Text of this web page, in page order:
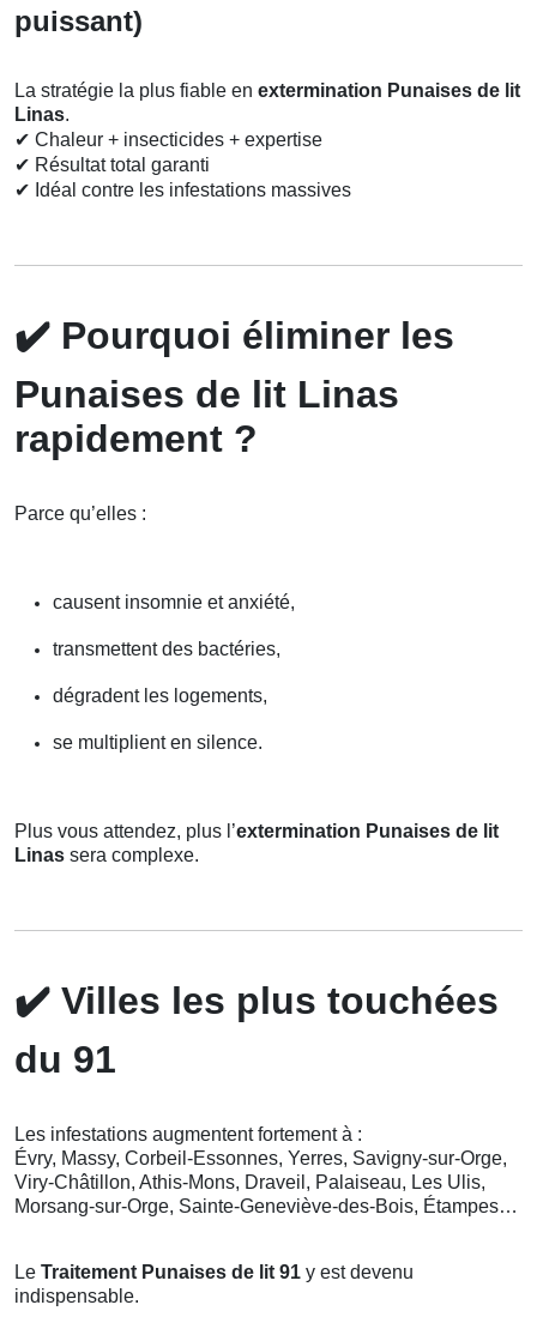
puissant)
La stratégie la plus fiable en extermination Punaises de lit
Linas.
✔ Chaleur + insecticides + expertise
✔ Résultat total garanti
✔ Idéal contre les infestations massives
✔️ Pourquoi éliminer les
Punaises de lit Linas
rapidement ?
Parce qu’elles :
causent insomnie et anxiété,
transmettent des bactéries,
dégradent les logements,
se multiplient en silence.
Plus vous attendez, plus l’extermination Punaises de lit
Linas sera complexe.
✔️ Villes les plus touchées
du 91
Les infestations augmentent fortement à :
Évry, Massy, Corbeil-Essonnes, Yerres, Savigny-sur-Orge,
Viry-Châtillon, Athis-Mons, Draveil, Palaiseau, Les Ulis,
Morsang-sur-Orge, Sainte-Geneviève-des-Bois, Étampes…
Le Traitement Punaises de lit 91 y est devenu
indispensable.